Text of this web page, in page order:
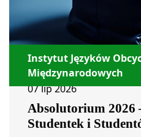
Instytut Języków
Międzynarodowych
07 lip 2026
Absolutorium 2026
Studentek i